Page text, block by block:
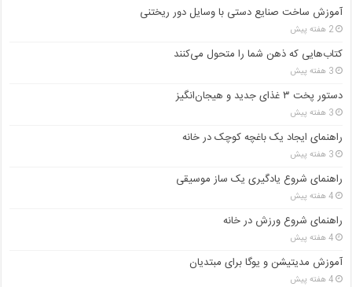
آموزش ساخت صنایع دستی با وسایل دور ریختنی
2 هفته پیش
کتاب‌هایی که ذهن شما را متحول می‌کنند
3 هفته پیش
دستور پخت ۳ غذای جدید و هیجان‌انگیز
3 هفته پیش
راهنمای ایجاد یک باغچه کوچک در خانه
3 هفته پیش
راهنمای شروع یادگیری یک ساز موسیقی
4 هفته پیش
راهنمای شروع ورزش در خانه
4 هفته پیش
آموزش مدیتیشن و یوگا برای مبتدیان
4 هفته پیش